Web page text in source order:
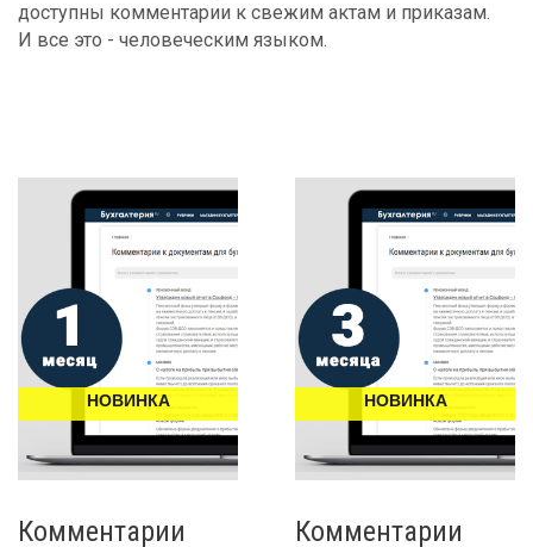
доступны комментарии к свежим актам и приказам.
И все это - человеческим языком.
НОВИНКА
Комментарии
НОВИНКА
Комментарии